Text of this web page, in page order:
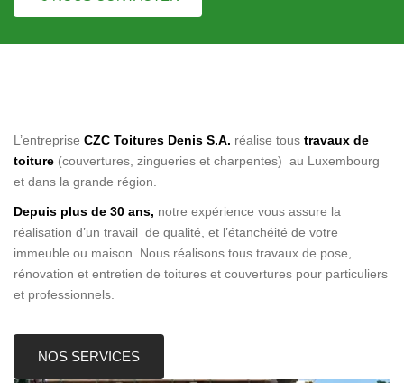
L’entreprise CZC Toitures Denis S.A. réalise tous travaux de
toiture (couvertures, zingueries et charpentes) au Luxembourg
et dans la grande région.
Depuis plus de 30 ans, notre expérience vous assure la
réalisation d’un travail de qualité, et l’étanchéité de votre
immeuble ou maison. Nous réalisons tous travaux de pose,
rénovation et entretien de toitures et couvertures pour particuliers
et professionnels.
NOS SERVICES